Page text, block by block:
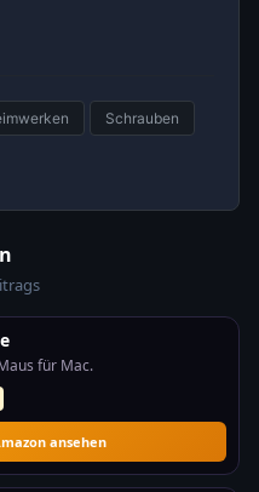
Schrauben
für Mac.
ansehen